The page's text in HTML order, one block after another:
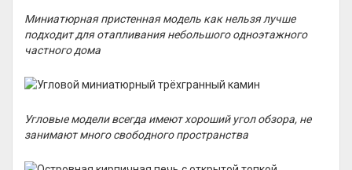
Миниатюрная пристенная модель как нельзя лучше
подходит для отапливания небольшого одноэтажного
частного дома
Угловые модели всегда имеют хороший угол обзора, не
занимают много свободного пространства